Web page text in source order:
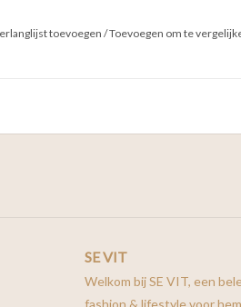
toevoegen /Toevoegen om te
SE VIT
Welkom bij SE VIT, een
fashion & lifestyle voor